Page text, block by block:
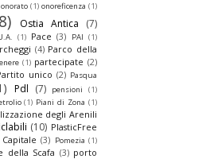
onorato (1) onoreficenza (1)
Ostia Antica (7)
(1) Pace (3) PAI (1)
(4) Parco della
(1) partecipate (2)
unico (2) Pasqua
Pdl (7) pensioni (1)
(1) Piani di Zona (1)
degli Arenili
(10) PlasticFree
(3) Pomezia (1)
della Scafa (3) porto